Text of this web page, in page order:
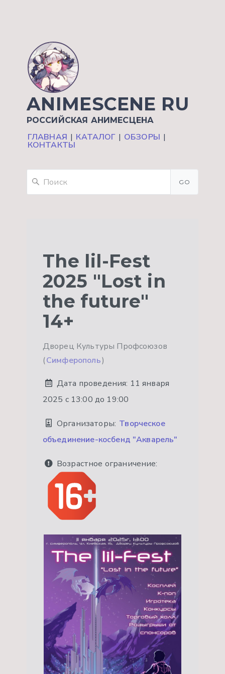
ANIMESCENE RU
РОССИЙСКАЯ АНИМЕСЦЕНА
ГЛАВНАЯ | КАТАЛОГ | ОБЗОРЫ |
КОНТАКТЫ
GO
The lil-Fest
2025 "Lost in
the future"
14+
Дворец Культуры Профсоюзов
(Симферополь)
Дата проведения: 11 января
2025 с 13:00 до 19:00
Организаторы: Творческое
объединение-косбенд "Акварель"
Возрастное ограничение: